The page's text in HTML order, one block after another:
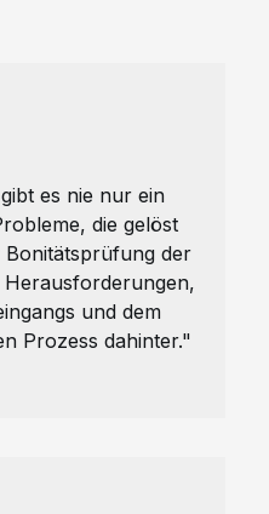
es nie nur ein
die gelöst
Bonitätsprüfung der
Herausforderungen,
und dem
Prozess dahinter."